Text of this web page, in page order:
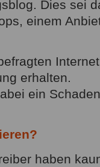
Dies sei
einem
erhalten.
ein
haben